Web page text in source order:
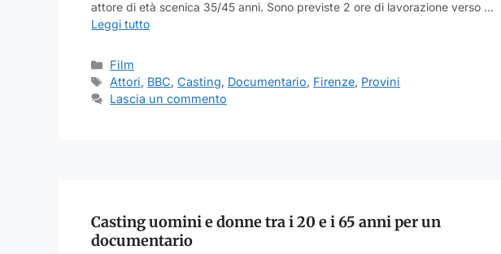
attore di età scenica 35/45 anni. Sono previste 2 ore di lavorazione verso …
Leggi tutto
Categorie
Film
Tag
Attori, BBC,Casting, Documentario, Firenze, Provini
Lascia un commento
Casting uomini e donne tra i 20 e i 65 anni per un
documentario